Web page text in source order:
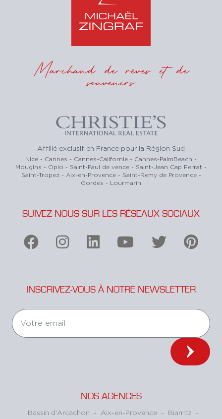
Marchand de rêves et de
souvenirs
Affilié exclusif en France pour la Région Sud
Nice - Cannes - Cannes-Californie - Cannes-PalmBeach -
Mougins - Opio - Saint-Paul de vence - Saint-Jean Cap Ferrat -
Saint-Tropez - Aix-en-Provence - Saint-Remy de Provence -
Gordes - Lourmarin
SUIVEZ NOUS SUR LES RÉSEAUX SOCIAUX
INSCRIVEZ-VOUS À NOTRE NEWSLETTER
NOS AGENCES
Bassin d'Arcachon - Aix-en-Provence - Biarritz -